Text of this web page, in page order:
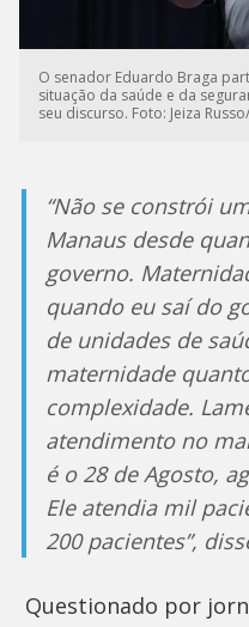
O senador Eduardo Braga
situação da saúde e da
seu discurso. Foto: Jeiza
“Não se constrói
Manaus desde
governo.
quando eu saí do
de unidades de
maternidade
complexidade.
atendimento no
é o 28 de Agosto,
Ele atendia mil
200 pacientes”,
Questionado por